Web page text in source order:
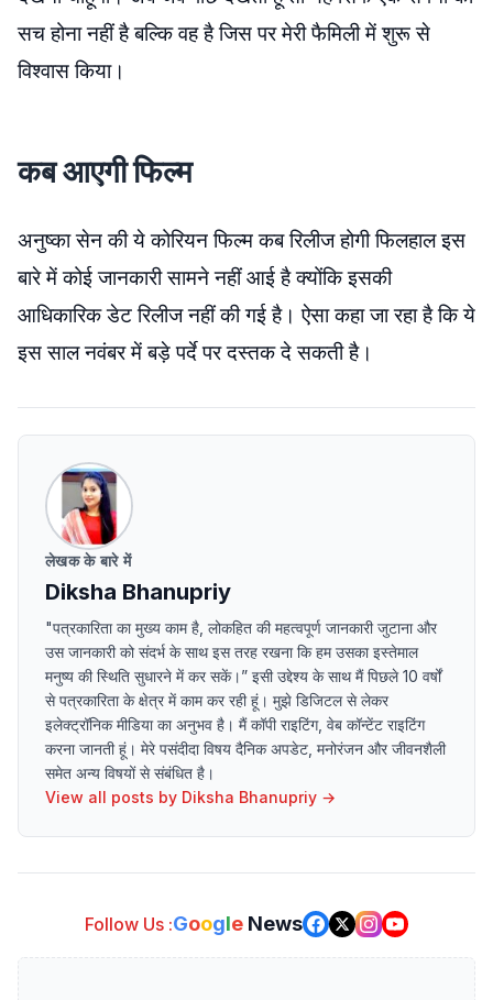
सच होना नहीं है बल्कि वह है जिस पर मेरी फैमिली में शुरू से
विश्वास किया।
कब आएगी फिल्म
अनुष्का सेन की ये कोरियन फिल्म कब रिलीज होगी फिलहाल इस
बारे में कोई जानकारी सामने नहीं आई है क्योंकि इसकी
आधिकारिक डेट रिलीज नहीं की गई है। ऐसा कहा जा रहा है कि ये
इस साल नवंबर में बड़े पर्दे पर दस्तक दे सकती है।
लेखक के बारे में
Diksha Bhanupriy
"पत्रकारिता का मुख्य काम है, लोकहित की महत्वपूर्ण जानकारी जुटाना और
उस जानकारी को संदर्भ के साथ इस तरह रखना कि हम उसका इस्तेमाल
मनुष्य की स्थिति सुधारने में कर सकें।” इसी उद्देश्य के साथ मैं पिछले 10 वर्षों
से पत्रकारिता के क्षेत्र में काम कर रही हूं। मुझे डिजिटल से लेकर
इलेक्ट्रॉनिक मीडिया का अनुभव है। मैं कॉपी राइटिंग, वेब कॉन्टेंट राइटिंग
करना जानती हूं। मेरे पसंदीदा विषय दैनिक अपडेट, मनोरंजन और जीवनशैली
समेत अन्य विषयों से संबंधित है।
View all posts by Diksha Bhanupriy →
Follow Us :Google News